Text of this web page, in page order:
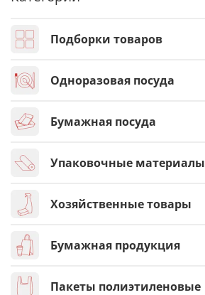
Подборки товаров
Одноразовая посуда
Бумажная посуда
Упаковочные материалы
Хозяйственные товары
Бумажная продукция
Пакеты полиэтиленовые